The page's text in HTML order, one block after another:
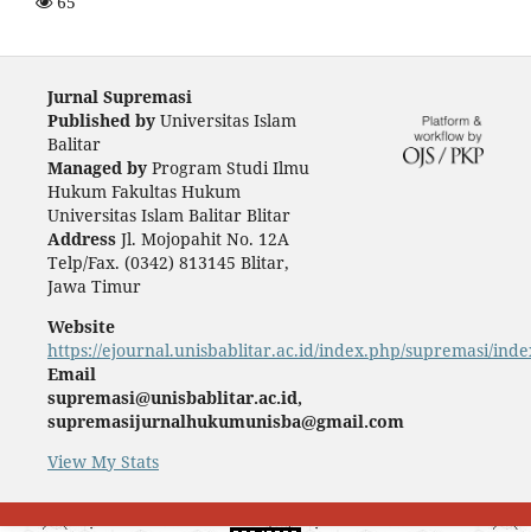
Jurnal Supremasi
Published byUniversitas Islam
Balitar
Managed byProgram Studi Ilmu
Hukum Fakultas Hukum
Universitas Islam Balitar Blitar
Address Jl. Mojopahit No. 12A
Telp/Fax. (0342) 813145 Blitar,
Jawa Timur
Website
https://ejournal.unisbablitar.ac.id/index.php/supremasi/
Email
supremasi@unisbablitar.ac.id,
supremasijurnalhukumunisba@gmail.com
View My Stats